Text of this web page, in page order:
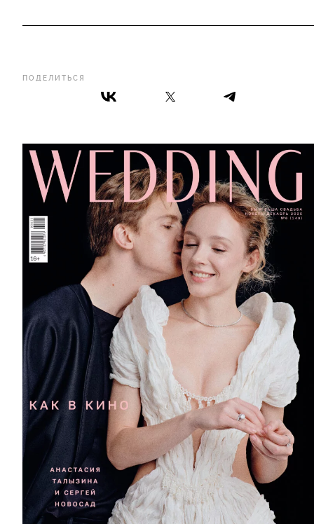
ПОДЕЛИТЬСЯ